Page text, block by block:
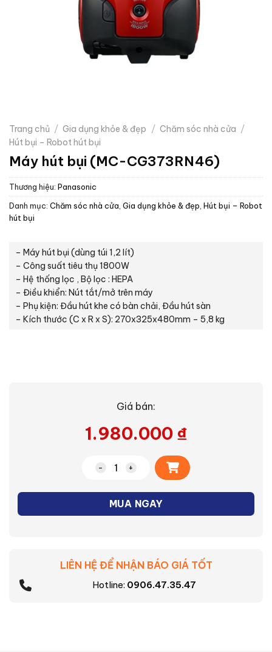
Trang chủ / Gia dụng khỏe & đẹp / Chăm sóc nhà cửa /
Hút bụi – Robot hút bụi
Máy hút bụi (MC-CG373RN46)
Thương hiệu: Panasonic
Danh mục: Chăm sóc nhà cửa Gia dụng khỏe & đẹp Hút bụi – Robot
hút bụi
– Máy hút bụi (dùng túi 1,2 lít)
– Công suất tiêu thụ 1800W
– Hệ thống lọc , Bộ lọc : HEPA
– Điều khiển: Nút tắt/mở trên máy
– Phụ kiện: Đầu hút khe có bàn chải, Đầu hút sàn
– Kích thước (C x R x S): 270x325x480mm – 5,8 kg
Giá bán:
1.980.000 ₫
Máy hút bụi (MC-CG373RN46) số lượng
MUA NGAY
Alternative:
LIÊN HỆ ĐỂ NHẬN BÁO GIÁ TỐT
Hotline: 0906.47.35.47